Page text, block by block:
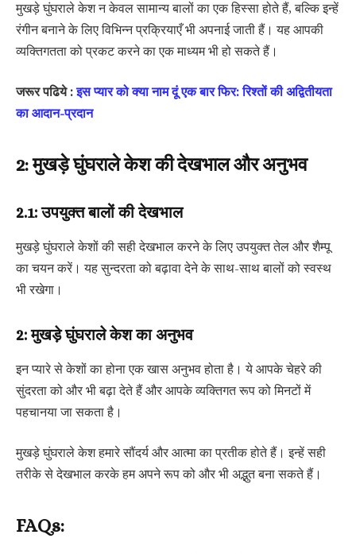
मुखड़े घुंघराले केश न केवल सामान्य बालों का एक हिस्सा होते हैं, बल्कि इन्हें
रंगीन बनाने के लिए विभिन्न प्रक्रियाएँ भी अपनाई जाती हैं। यह आपकी
व्यक्तिगतता को प्रकट करने का एक माध्यम भी हो सकते हैं।
जरूर पढिये :इस प्यार को क्या नाम दूं एक बार फिर: रिश्तों की अद्वितीयता
का आदान-प्रदान
2: मुखड़े घुंघराले केश की देखभाल और अनुभव
2.1: उपयुक्त बालों की देखभाल
मुखड़े घुंघराले केशों की सही देखभाल करने के लिए उपयुक्त तेल और शैम्पू
का चयन करें। यह सुन्दरता को बढ़ावा देने के साथ-साथ बालों को स्वस्थ
भी रखेगा।
2: मुखड़े घुंघराले केश का अनुभव
इन प्यारे से केशों का होना एक खास अनुभव होता है। ये आपके चेहरे की
सुंदरता को और भी बढ़ा देते हैं और आपके व्यक्तिगत रूप को मिनटों में
पहचानया जा सकता है।
मुखड़े घुंघराले केश हमारे सौंदर्य और आत्मा का प्रतीक होते हैं। इन्हें सही
तरीके से देखभाल करके हम अपने रूप को और भी अद्भुत बना सकते हैं।
FAQs: